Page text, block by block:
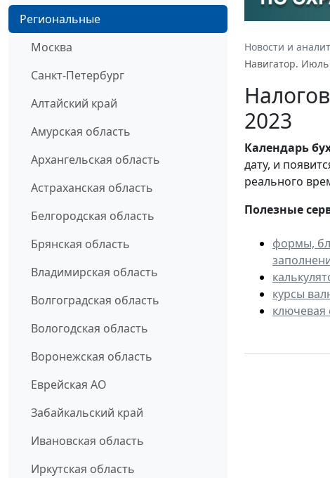
Региональные
Москва
Санкт-Петербург
Алтайский край
Амурская область
Архангельская область
Астраханская область
Белгородская область
Брянская область
Владимирская область
Волгоградская область
Вологодская область
Воронежская область
Еврейская АО
Забайкальский край
Ивановская область
Иркутская область
Новости и
Навигатор. Июль
2023
Календарь
дату, и
реального
Полезные
формы,
курсы
ключевая